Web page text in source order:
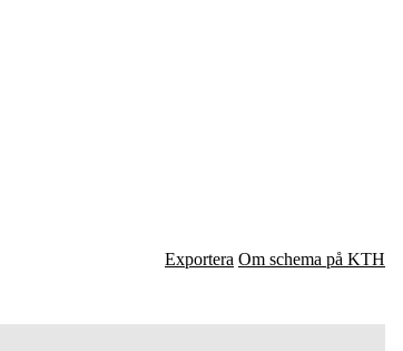
Exportera Om schema på KTH